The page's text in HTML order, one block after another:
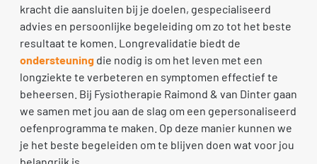
kracht die aansluiten bij je doelen, gespecialiseerd
advies en persoonlijke begeleiding om zo tot het beste
resultaat te komen. Longrevalidatie biedt de
ondersteuning die nodig is om het leven met een
longziekte te verbeteren en symptomen effectief te
beheersen. Bij Fysiotherapie Raimond & van Dinter gaan
we samen met jou aan de slag om een gepersonaliseerd
oefenprogramma te maken. Op deze manier kunnen we
je het beste begeleiden om te blijven doen wat voor jou